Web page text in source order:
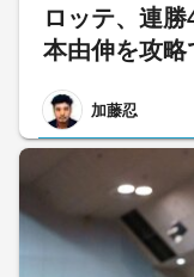
ロッテ、連
本由伸を攻略
加藤忍